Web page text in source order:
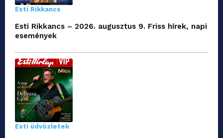
Esti Rikkancs
Esti Rikkancs – 2026. augusztus 9. Friss hírek, napi
események
Esti üdvözletek